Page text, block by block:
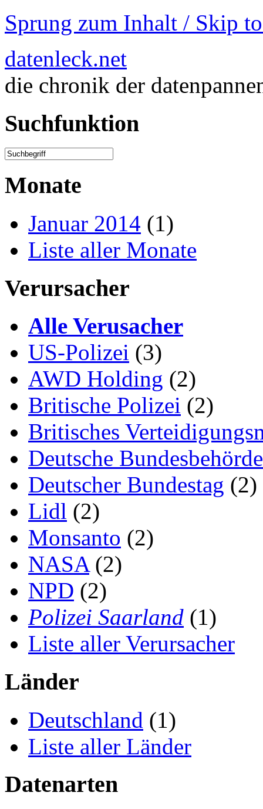
Sprung zum Inhalt / Skip
datenleck.net
die chronik der
Suchfunktion
Monate
Januar 2014 (1)
Liste aller Monate
Verursacher
Alle Verusacher
US-Polizei (3)
AWD Holding (2)
Britische Polizei (2)
Britisches
Deutsche
Deutscher Bundestag (2)
Lidl (2)
Monsanto (2)
NASA(2)
NPD (2)
Polizei Saarland (1)
Liste aller Verursacher
Länder
Deutschland (1)
Liste aller Länder
Datenarten